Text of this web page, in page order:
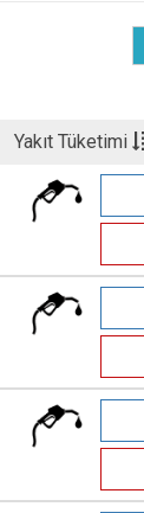
Yakıt Tüketimi